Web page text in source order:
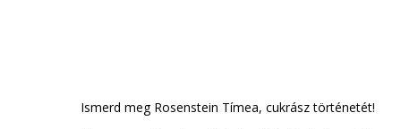
Ismerd meg Rosenstein Tímea, cukrász történetét!